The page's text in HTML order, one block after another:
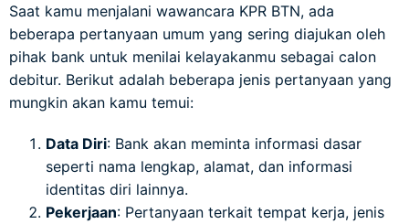
Saat kamu menjalani wawancara KPR BTN, ada
beberapa pertanyaan umum yang sering diajukan oleh
pihak bank untuk menilai kelayakanmu sebagai calon
debitur. Berikut adalah beberapa jenis pertanyaan yang
mungkin akan kamu temui:
Data Diri: Bank akan meminta informasi dasar
seperti nama lengkap, alamat, dan informasi
identitas diri lainnya.
Pekerjaan: Pertanyaan terkait tempat kerja, jenis